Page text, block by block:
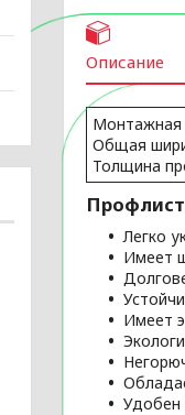
Описание
Монтажная
Общая
Толщина
Профлист
Легко
Имеет
Имеет
Удобен